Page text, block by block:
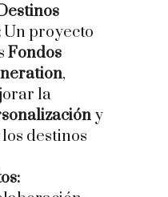
Un proyecto
Fondos
,
la
y
destinos